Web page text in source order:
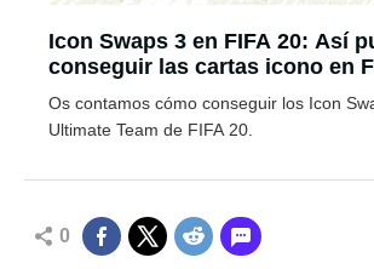
Icon Swaps 3 en FIFA 20: Así
conseguir las cartas icono en
Os contamos cómo conseguir los Icon
Ultimate Team de FIFA 20.
0